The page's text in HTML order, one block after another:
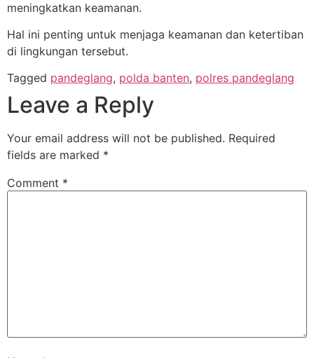
meningkatkan keamanan.
Hal ini penting untuk menjaga keamanan dan ketertiban
di lingkungan tersebut.
Tagged pandeglang, polda banten, polres pandeglang
Leave a Reply
Your email address will not be published. Required
fields are marked *
Comment *